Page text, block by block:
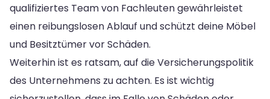
qualifiziertes Team von Fachleuten gewährleistet
einen reibungslosen Ablauf und schützt deine Möbel
und Besitztümer vor Schäden.
Weiterhin ist es ratsam, auf die Versicherungspolitik
des Unternehmens zu achten. Es ist wichtig